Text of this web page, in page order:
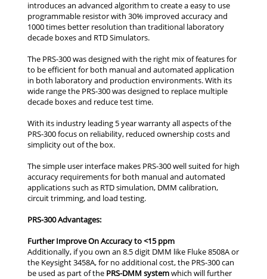
PRS-300 Advantages:
Further Improve On Accuracy to <15 ppm
PRS-DMM system